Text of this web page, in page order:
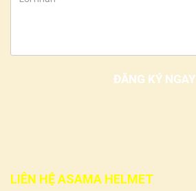
LIÊN HỆ ASAMA HELMET